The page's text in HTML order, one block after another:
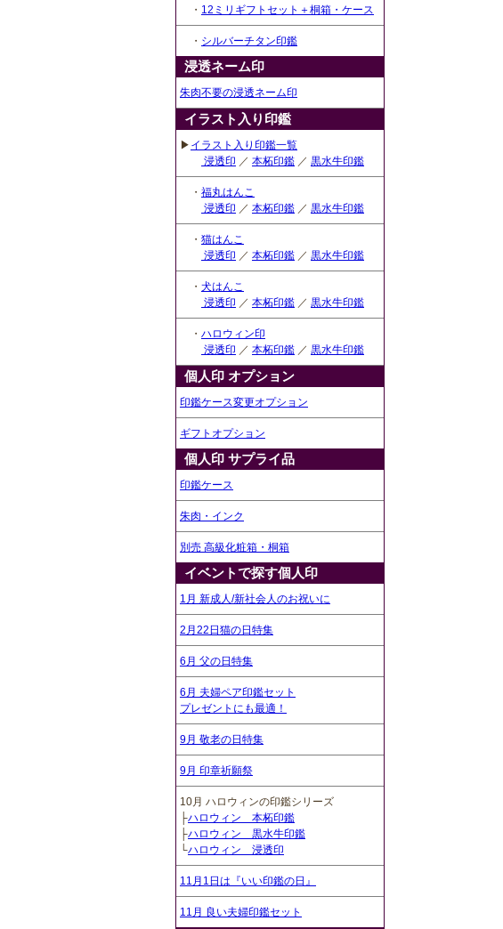
・ 12ミリギフトセット＋桐箱・ケース
・ シルバーチタン印鑑
浸透ネーム印
朱肉不要の浸透ネーム印
イラスト入り印鑑
▶ イラスト入り印鑑一覧
浸透印 ／ 本柘印鑑 ／ 黒水牛印鑑
・ 福丸はんこ
浸透印 ／ 本柘印鑑 ／ 黒水牛印鑑
・ 猫はんこ
浸透印 ／ 本柘印鑑 ／ 黒水牛印鑑
・ 犬はんこ
浸透印 ／ 本柘印鑑 ／ 黒水牛印鑑
・ ハロウィン印
浸透印 ／ 本柘印鑑 ／ 黒水牛印鑑
個人印 オプション
印鑑ケース変更オプション
ギフトオプション
個人印 サプライ品
印鑑ケース
朱肉・インク
別売 高級化粧箱・桐箱
イベントで探す個人印
1月 新成人/新社会人のお祝いに
2月22日猫の日特集
6月 父の日特集
6月 夫婦ペア印鑑セット
プレゼントにも最適！
9月 敬老の日特集
9月 印章祈願祭
10月 ハロウィンの印鑑シリーズ
├ハロウィン 本柘印鑑
├ハロウィン 黒水牛印鑑
└ハロウィン 浸透印
11月1日は『いい印鑑の日』
11月 良い夫婦印鑑セット